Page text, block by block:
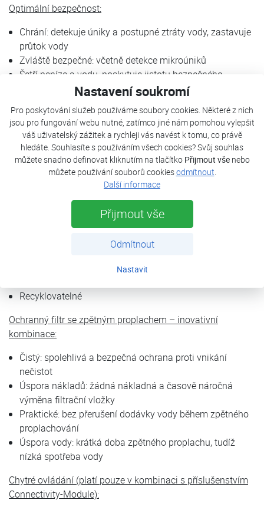
Nastavení soukromí
Pro poskytování služeb používáme soubory cookies. Některé z nich
jsou pro fungování webu nutné, zatímco jiné nám pomohou vylepšit
váš uživatelský zážitek a rychleji vás navést k tomu, co právě
hledáte. Souhlasíte s používáním všech cookies? Svůj souhlas
můžete snadno definovat kliknutím na tlačítko Přijmout všenebo
můžete používání souborů cookiesodmítnout.
Další informace
Přijmout vše
Odmítnout
Nastavit
Optimální bezpečnost:
Chrání: detekuje úniky a postupné ztráty vody, zastavuje
průtok vody
Zvláště bezpečné: včetně detekce mikroúniků
Šetří peníze a vodu, poskytuje jistotu bezpečného
Individuálně přizpůsobitelné:
Chytré: jednoduché nastavení mezních hodnot
Třístupňový prázdninový režim: automatická aktivace po
72 hodinách bez použití vody
Přizpůsobitelné: přizpůsobuje se osobním spotřebním
Udržitelný design:
Tepelná izolace: chrání před kondenzací vody
Recyklovatelné
Ochranný filtr se zpětným proplachem – inovativní
kombinace:
Čistý: spolehlivá a bezpečná ochrana proti vnikání
nečistot
Úspora nákladů: žádná nákladná a časově náročná
výměna filtrační vložky
Praktické: bez přerušení dodávky vody během zpětného
proplachování
Úspora vody: krátká doba zpětného proplachu, tudíž
nízká spotřeba vody
Chytré ovládání (platí pouze v kombinaci s příslušenstvím
Connectivity-Module):